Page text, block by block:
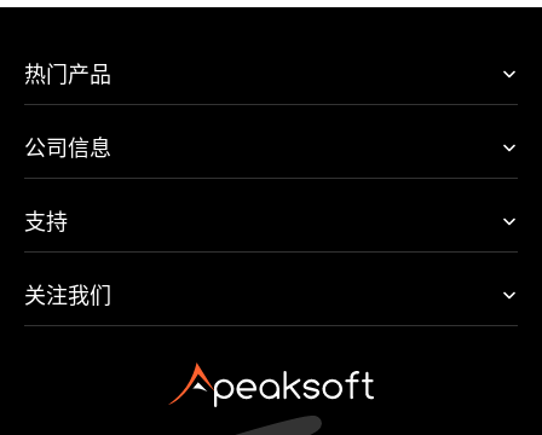
热门产品
公司信息
支持
关注我们